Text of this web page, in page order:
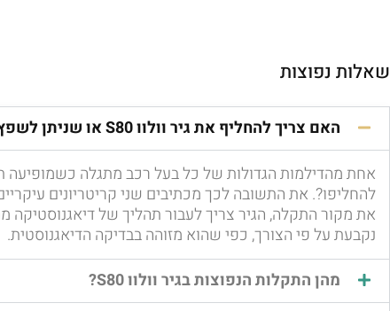
שאלות נפוצות
האם צריך להחליף את גיר וולוו S80 או שניתן לשפץ אותו?
אחת מהדילמות הגדולות של כל בעל רכב מתגלה
להחליפו?. את התשובה לכך מכתיבים שני קריטריונים
את מקור התקלה, הגיר צריך לעבור תהליך של
נקבעת על פי הצורך, כפי שהוא מזוהה בבדיקה הדיאגנוסטית.
מהן התקלות הנפוצות בגיר וולוו S80?